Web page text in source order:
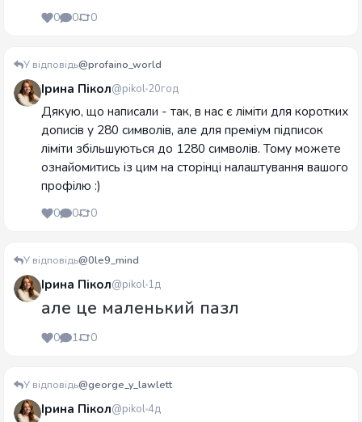
0 0 0
У відповідь@profaino_world
Ірина Пікол@pikol 20год
Дякую, що написали - так, в нас є ліміти для коротких
дописів у 280 символів, але для преміум підписок
ліміти збільшуються до 1280 символів. Тому можете
ознайомитись із цим на сторінці налаштування вашого
профілю :)
0 0 0
У відповідь@0le9_mind
Ірина Пікол@pikol 1д
але це маленький пазл
0 1 0
У відповідь@george_y_lawlett
Ірина Пікол@pikol4д